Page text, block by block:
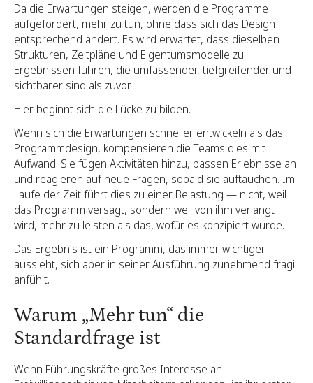
Da die Erwartungen steigen, werden die Programme
aufgefordert, mehr zu tun, ohne dass sich das Design
entsprechend ändert. Es wird erwartet, dass dieselben
Strukturen, Zeitpläne und Eigentumsmodelle zu
Ergebnissen führen, die umfassender, tiefgreifender und
sichtbarer sind als zuvor.
Hier beginnt sich die Lücke zu bilden.
Wenn sich die Erwartungen schneller entwickeln als das
Programmdesign, kompensieren die Teams dies mit
Aufwand. Sie fügen Aktivitäten hinzu, passen Erlebnisse an
und reagieren auf neue Fragen, sobald sie auftauchen. Im
Laufe der Zeit führt dies zu einer Belastung — nicht, weil
das Programm versagt, sondern weil von ihm verlangt
wird, mehr zu leisten als das, wofür es konzipiert wurde.
Das Ergebnis ist ein Programm, das immer wichtiger
aussieht, sich aber in seiner Ausführung zunehmend fragil
anfühlt.
Warum „Mehr tun“ die
Standardfrage ist
Wenn Führungskräfte großes Interesse an